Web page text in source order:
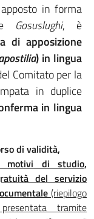
in forma
Gosuslughi, è
di apposizione
) in lingua
Comitato per la
in duplice
in lingua
di validità,
motivi di studio,
del servizio
(riepilogo
tramite